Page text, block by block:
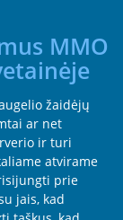
MMO
žaidėjų
ar net
ir turi
atvirame
prie
jais, kad